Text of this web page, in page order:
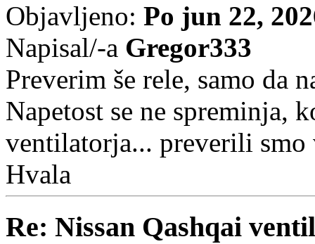
Objavljeno: Po jun 22,
Napisal/-a Gregor333
Preverim še rele, samo da
Napetost se ne spreminja,
ventilatorja... preverili
Hvala
Re: Nissan Qashqai